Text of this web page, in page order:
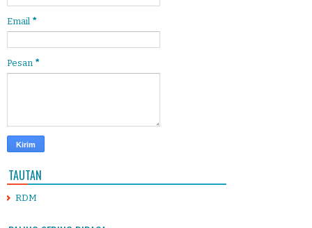
Email *
Pesan *
TAUTAN
RDM